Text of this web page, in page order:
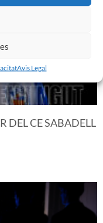
Avis Legal
DEL CE SABADELL